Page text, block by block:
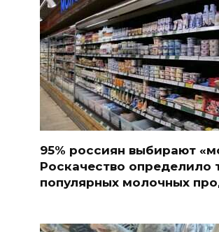
95% россиян выбирают
Роскачество определило
популярных молочных